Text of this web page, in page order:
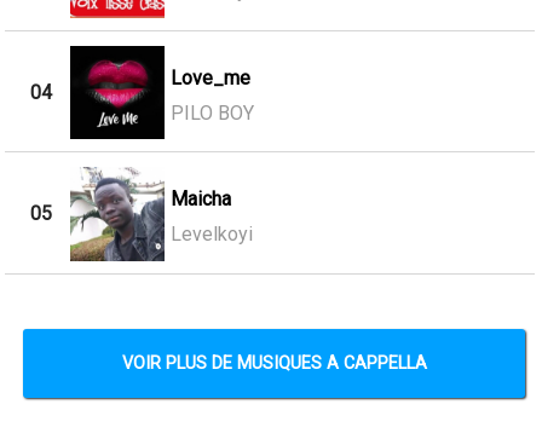
04
Love_me
PILO BOY
05
Maicha
Levelkoyi
VOIR PLUS DE MUSIQUES A CAPPELLA